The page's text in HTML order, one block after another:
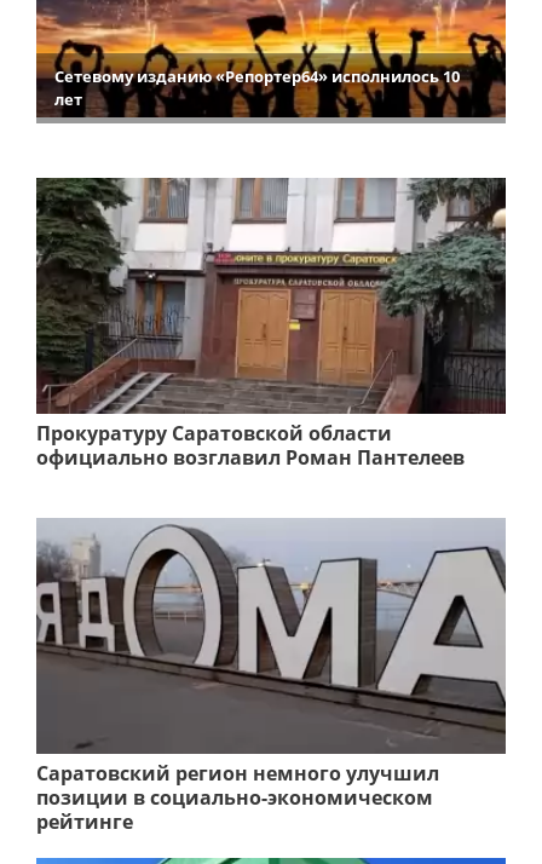
Сетевому изданию «Репортер64» исполнилось 10
лет
Прокуратуру Саратовской области
официально возглавил Роман Пантелеев
Саратовский регион немного улучшил
позиции в социально-экономическом
рейтинге